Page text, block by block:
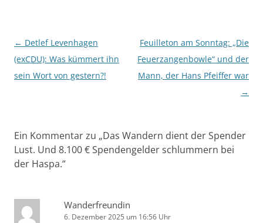
Beitragsnavigation
← Detlef Levenhagen
(exCDU): Was kümmert ihn
sein Wort von gestern?!
Feuilleton am Sonntag: „Die
Feuerzangenbowle“ und der
Mann, der Hans Pfeiffer war
→
Ein Kommentar zu „Das Wandern dient der Spender
Lust. Und 8.100 € Spendengelder schlummern bei
der Haspa.“
Wanderfreundin
6. Dezember 2025 um 16:56 Uhr